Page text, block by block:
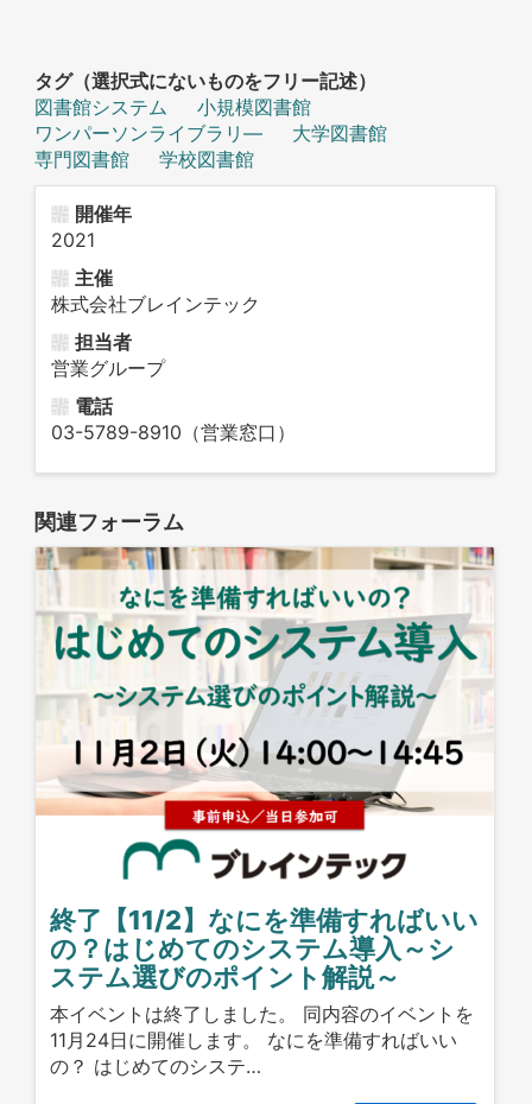
タグ（選択式にないものをフリー記述）
図書館システム
小規模図書館
ワンパーソンライブラリ―
大学図書館
専門図書館
学校図書館
開催年
2021
主催
株式会社ブレインテック
担当者
営業グループ
電話
03-5789-8910（営業窓口）
関連フォーラム
終了【11/2】なにを準備すればいい
の？はじめてのシステム導入～シ
ステム選びのポイント解説～
本イベントは終了しました。 同内容のイベントを
11月24日に開催します。 なにを準備すればいい
の？ はじめてのシステ…